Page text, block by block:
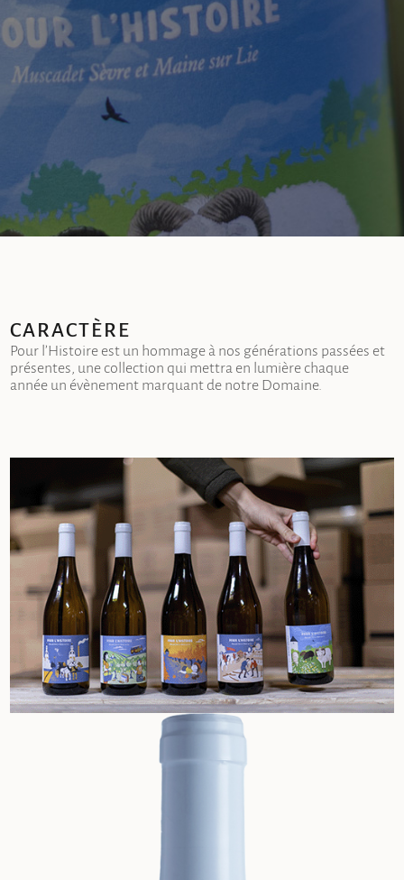
CARACTÈRE
Pour l’Histoire est un hommage à nos générations passées et
présentes, une collection qui mettra en lumière chaque
année un évènement marquant de notre Domaine.